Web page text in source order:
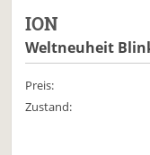
ION
Weltneuheit
Preis:
Zustand: